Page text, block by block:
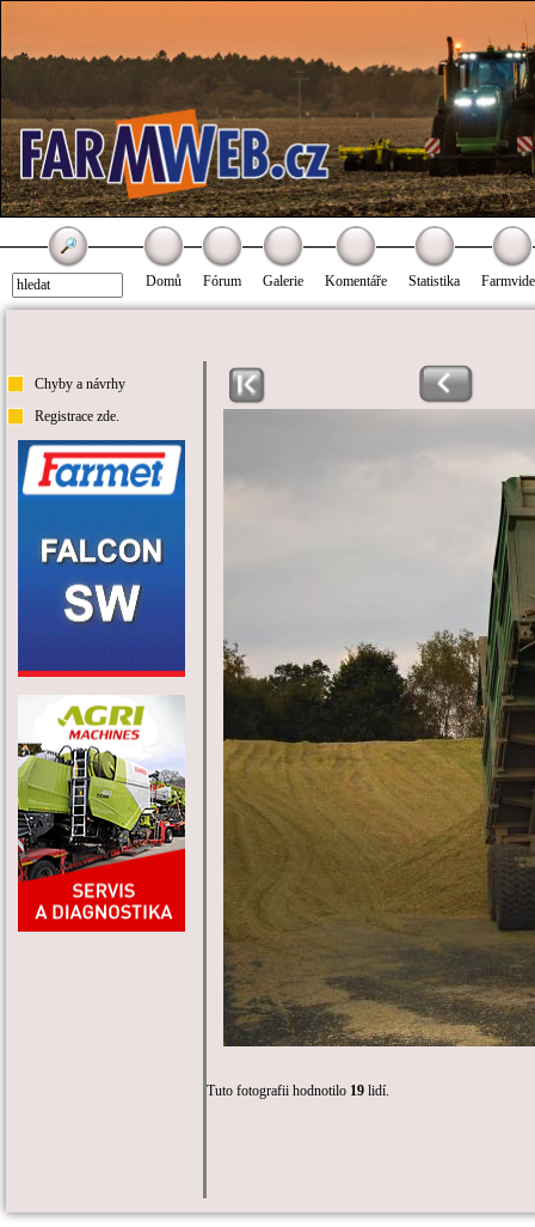
Domů Fórum Galerie Komentáře Statistika
Chyby a návrhy
Registrace zde.
Tuto fotografii hodnotilo 19 lidí.